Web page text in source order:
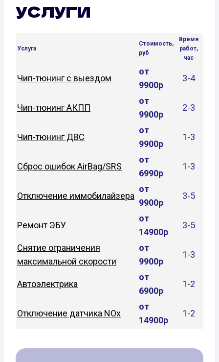
УСЛУГИ
Услуга
Стоимость,
руб
Время
работ,
час
Чип-тюнинг с выездом
от
9900р
3-4
Чип-тюнинг АКПП
от
9900р
2-3
Чип-тюнинг ДВС
от
9900р
1-3
Сброс ошибок AirBag/SRS
от
6990р
1-3
Отключение иммобилайзера
от
9900р
3-5
Ремонт ЭБУ
от
14900р
3-5
Снятие ограничения
максимальной скорости
от
9900р
1-3
Автоэлектрика
от
6900р
1-2
Отключение датчика NOx
от
14900р
1-2